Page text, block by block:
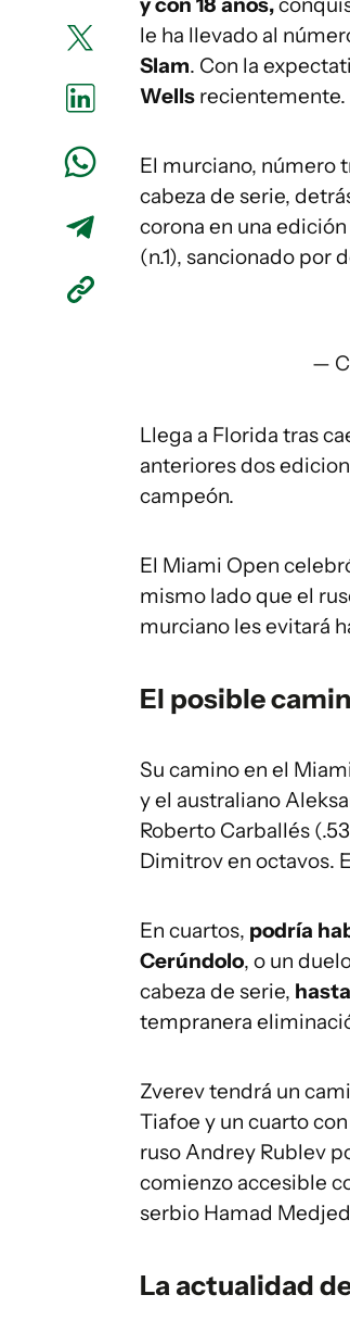
le ha llevado al
Slam. Con la
Wells recientemente.
El murciano, número
cabeza de serie,
corona en una
(n.1), sancionado por
—
Llega a Florida tras
anteriores dos
campeón.
El Miami Open
mismo lado que el
murciano les evitará
El posible
Su camino en el
y el australiano
Roberto Carballés
Dimitrov en octavos.
En cuartos, podría
Cerúndolo, o un
cabeza de serie,
tempranera
Zverev tendrá un
Tiafoe y un cuarto
ruso Andrey Rublev
comienzo accesible
serbio Hamad
La actualidad